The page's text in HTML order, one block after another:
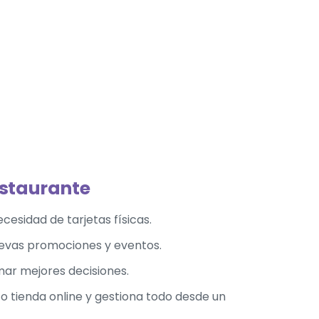
de tarjetas físicas.
promociones y eventos.
mejores decisiones.
tienda online y gestiona todo desde un